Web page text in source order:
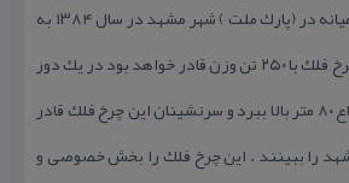
بزرگترین چرخ فلك خاورمیانه در (پارك ملت ) شهر مشهد در سال ۱۳۸۴ به
بهره برداری رسید این چرخ فلك با ۲۵۰ تن ‏وزن قادر خواهد بود در یك دور
كامل ۴۴۸ نفر را به ارتفاع ۸۰ متر بالا ببرد و سرنشینان این چرخ فلك قادر
را ببینند . این چرخ فلك را بخش خصوصی و